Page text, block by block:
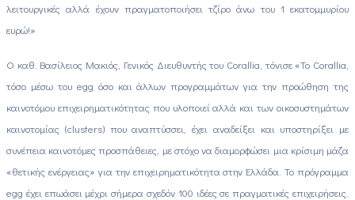
λειτουργικές αλλά έχουν πραγματοποιήσει τζίρο άνω του 1 εκατομμυρίου
ευρώ!»
Ο καθ. Βασίλειος Μακιός, Γενικός Διευθυντής του Corallia, τόνισε «Το Corallia,
τόσο μέσω του egg όσο και άλλων προγραμμάτων για την προώθηση της
καινοτόμου επιχειρηματικότητας που υλοποιεί αλλά και των οικοσυστημάτων
καινοτομίας (clusters) που αναπτύσσει, έχει αναδείξει και υποστηρίξει με
συνέπεια καινοτόμες προσπάθειες, με στόχο να διαμορφώσει μια κρίσιμη μάζα
«θετικής ενέργειας» για την επιχειρηματικότητα στην Ελλάδα. Το πρόγραμμα
egg έχει επωάσει μέχρι σήμερα σχεδόν 100 ιδέες σε πραγματικές επιχειρήσεις.